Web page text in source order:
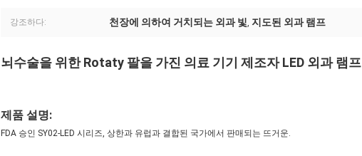
강조하다: 천장에 의하여 거치되는 외과 빛, 지도된 외과 램프
뇌수술을 위한 Rotaty 팔을 가진 의료 기기 제조자 LED 외과 램프
제품 설명:
FDA 승인 SY02-LED 시리즈, 상한과 유럽과 결합된 국가에서 판매되는 뜨거운.